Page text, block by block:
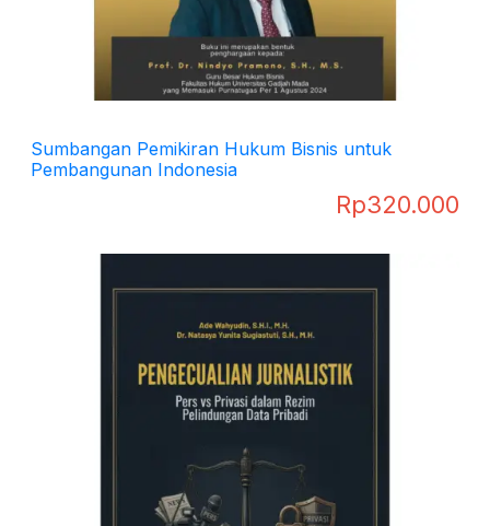
Sumbangan Pemikiran Hukum Bisnis untuk
Pembangunan Indonesia
Rp320.000